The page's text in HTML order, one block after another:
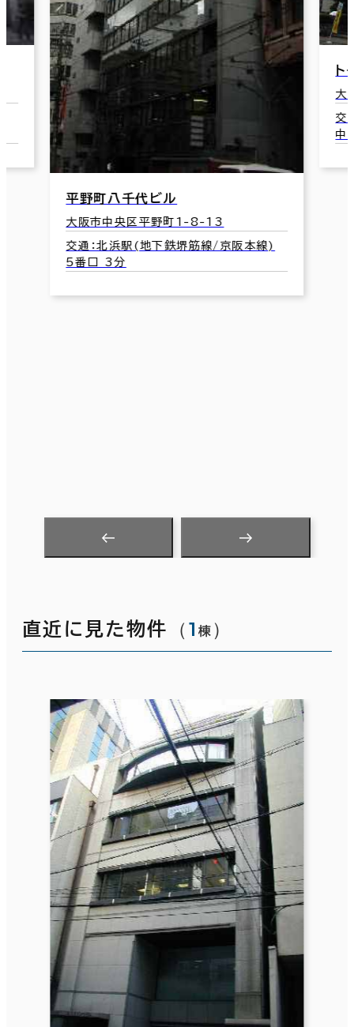
平野町八千代ビル
大阪市中央区平野町1-8-13
交通：北浜駅(地下鉄堺筋線/京阪本線)
5番口 3分
ト
大
交
中
直近に見た物件 （1 棟 ）